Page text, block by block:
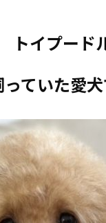
トイプード
ていた愛